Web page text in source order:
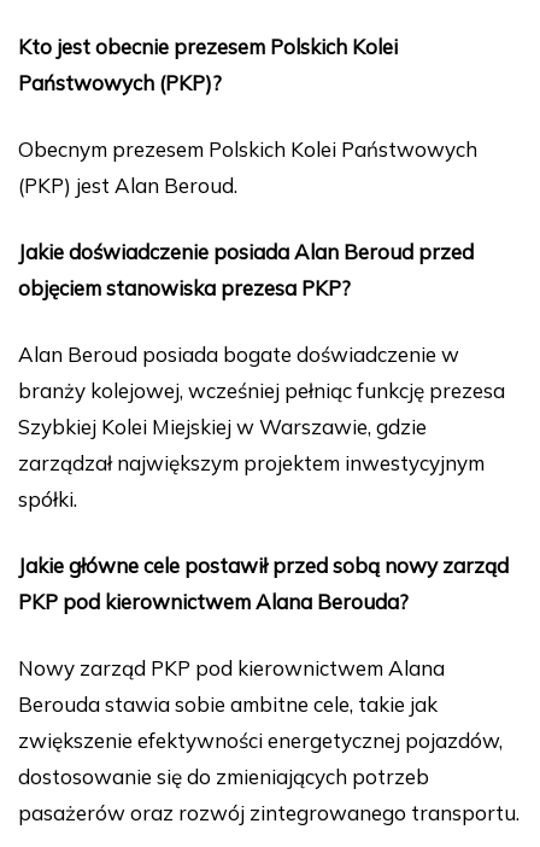
Kto jest obecnie prezesem Polskich Kolei
Państwowych (PKP)?
Obecnym prezesem Polskich Kolei Państwowych
(PKP) jest Alan Beroud.
Jakie doświadczenie posiada Alan Beroud przed
objęciem stanowiska prezesa PKP?
Alan Beroud posiada bogate doświadczenie w
branży kolejowej, wcześniej pełniąc funkcję prezesa
Szybkiej Kolei Miejskiej w Warszawie, gdzie
zarządzał największym projektem inwestycyjnym
spółki.
Jakie główne cele postawił przed sobą nowy zarząd
PKP pod kierownictwem Alana Berouda?
Nowy zarząd PKP pod kierownictwem Alana
Berouda stawia sobie ambitne cele, takie jak
zwiększenie efektywności energetycznej pojazdów,
dostosowanie się do zmieniających potrzeb
pasażerów oraz rozwój zintegrowanego transportu.